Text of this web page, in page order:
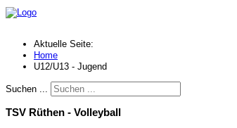
Aktuelle Seite:
Home
U12/U13 - Jugend
Suchen ...
TSV Rüthen - Volleyball